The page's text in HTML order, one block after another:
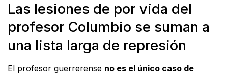
Las lesiones de por vida del
profesor Columbio se suman a
una lista larga de represión
El profesor guerrerense no es el único caso de